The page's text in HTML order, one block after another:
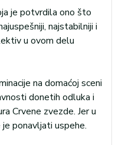
je potvrdila ono što
najstabilniji i
u ovom delu
na domaćoj sceni
donetih odluka i
Crvene zvezde. Jer u
ponavljati uspehe.